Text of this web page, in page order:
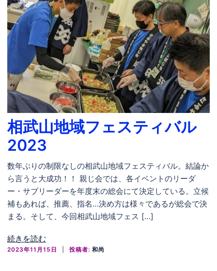
相武山地域フェスティバル
2023
数年ぶりの制限なしの相武山地域フェスティバル。結論か
ら言うと大成功！！ 親じ会では、各イベントのリーダ
ー・サブリーダーを年度末の総会にて決定している。立候
補もあれば、推薦、指名…決め方は様々であるが総会で決
まる。そして、今回相武山地域フェス […]
続きを読む
2023年11月15日 投稿者: 和尚